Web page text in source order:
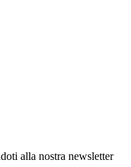
alla nostra newsletter